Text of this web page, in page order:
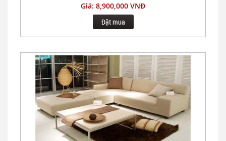
Giá: 8,900,000 VNĐ
Đặt mua